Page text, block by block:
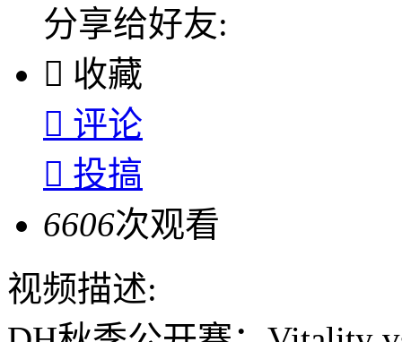
分享给好友:
 收藏
 评论
 投搞
6606次观看
视频描述: